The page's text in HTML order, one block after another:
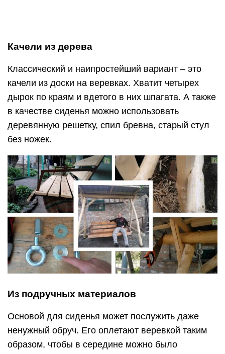
оборачивают поролоном, ватином или другим
подобным материалом для мягкости, затем
обшивают тканью. В четырех и более точках
обруча фиксируют крепежи в виде
металлических колец, через них проводят
веревки или цепи – осталось лишь выбрать
дерево для подвески готовой конструкции.